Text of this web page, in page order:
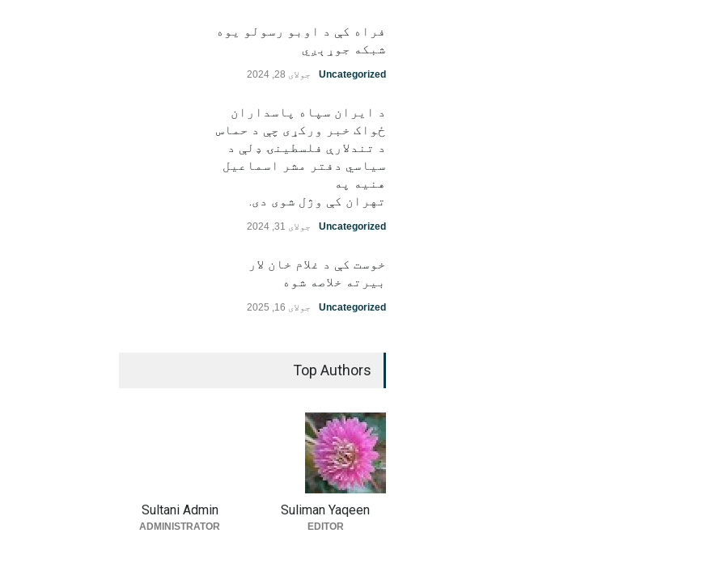
فراه کې د اوبو رسولو یوه
شبکه جوړېږي
Uncategorized جولای 28, 2024
د ایران سپاه پاسداران
ځواک خبر ورکړی چې د حماس
د تندلارې فلسطينۍ ډلې د
سیاسي دفتر مشر اسماعیل
هنيه په
تهران کې وژل شوی دی.
Uncategorized جولای 31, 2024
خوست کې د غلام خان لار
بیرته خلاصه شوه
Uncategorized جولای 16, 2025
Top Authors
Suliman Yaqeen
EDITOR
Sultani Admin
ADMINISTRATOR